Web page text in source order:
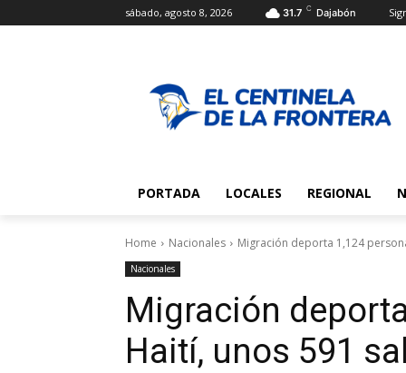
sábado, agosto 8, 2026 31.7 C Dajabón
PORTADA LOCALES REGIONAL
Home Nacionales Migración deporta 1,124
Nacionales
Migración
Haití, unos 591